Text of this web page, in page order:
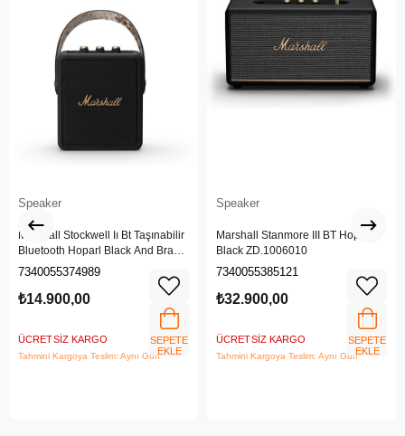
Speaker
Marshall Stockwell Iı Bt Taşınabilir
Bluetooth Hoparl Black And Brass
Zd.1005544
7340055374989
₺14.900,00
ÜCRETSIZ KARGO
Tahmini Kargoya Teslim: Aynı Gün
SEPETE
EKLE
Speaker
Marshall Stanmore III BT Hoparlör
Black ZD.1006010
7340055385121
₺32.900,00
ÜCRETSIZ KARGO
Tahmini Kargoya Teslim: Aynı Gün
SEPETE
EKLE